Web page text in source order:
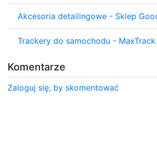
Akcesoria detailingowe - Sklep
Trackery do samochodu - MaxTrack
Komentarze
Zaloguj się, by skomentować